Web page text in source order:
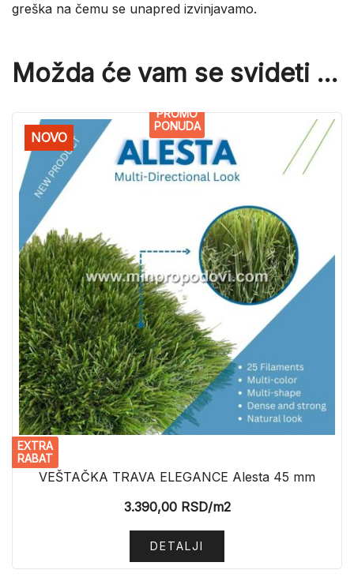
greška na čemu se unapred izvinjavamo.
Možda će vam se svideti …
NOVO
PROMO
PONUDA
EXTRA
RABAT
VEŠTAČKA TRAVA ELEGANCE Alesta 45 mm
3.390,00RSD/m2
DETALJI